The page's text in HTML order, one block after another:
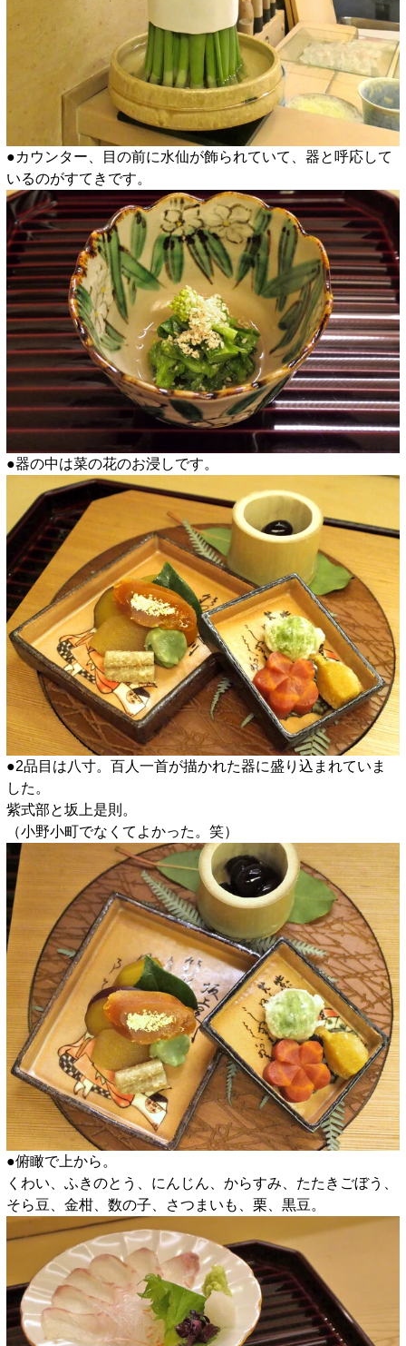
●カウンター、目の前に水仙が飾られていて、器と呼応して
いるのがすてきです。
●器の中は菜の花のお浸しです。
●2品目は八寸。百人一首が描かれた器に盛り込まれていま
した。
紫式部と坂上是則。
（小野小町でなくてよかった。笑）
●俯瞰で上から。
くわい、ふきのとう、にんじん、からすみ、たたきごぼう、
そら豆、金柑、数の子、さつまいも、栗、黒豆。